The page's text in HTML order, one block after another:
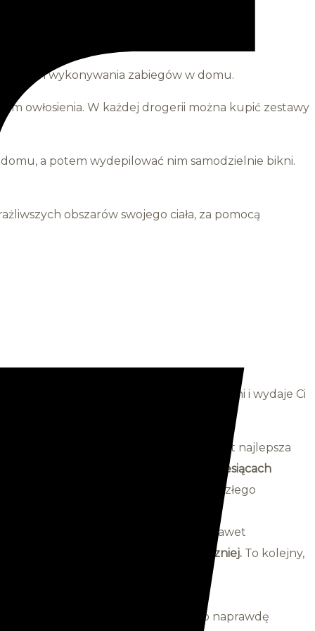
wykonywania zabiegów w domu.
owłosienia. W każdej drogerii można kupić zestawy
a potem wydepilować nim samodzielnie bikni.
obszarów swojego ciała, za pomocą
z domowymi, kosmetycznymi zabiegami i wydaje Ci
Ale pamiętaj ! Żadna, nawet najlepsza
po około 3 miesiącach
uszkodzeniem skóry w przypadku złego
od wielu niuansów i szczegółów, że nawet
najbezpieczniej. To kolejny,
czerwony, czy podrażniony tylko naprawdę